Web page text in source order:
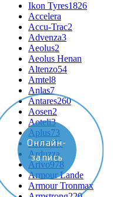
Ikon Tyres1826
Accelera
Accu-Trac2
Advenza3
Aeolus2
Aeolus Henan
Altenzo54
Amtel8
Anlas7
Antares260
Aosen2
Aoteli3
Aplus73
Ardent11
Arduzza
Arivo978
Armour Lande
Armour Tronmax
Онлайн-
запись